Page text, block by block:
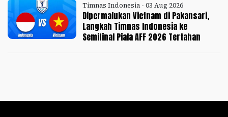
Timnas Indonesia - 03 Aug 2026
Dipermalukan Vietnam di Pakansari,
Langkah Timnas Indonesia ke
Semifinal Piala AFF 2026 Tertahan